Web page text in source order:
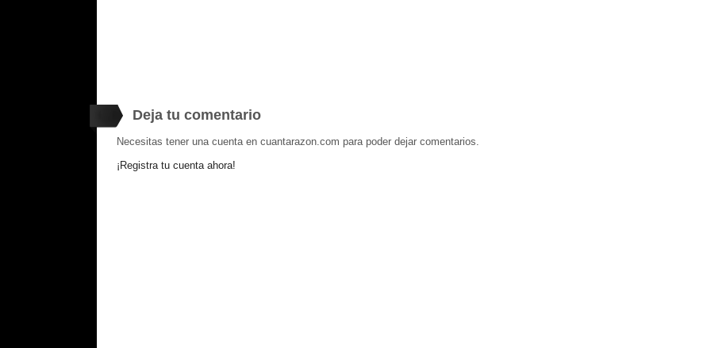
Deja tu comentario
Necesitas tener una cuenta en cuantarazon.com para poder dejar comentarios.
¡Registra tu cuenta ahora!